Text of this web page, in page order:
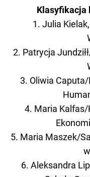
Klasyfikacja
1. Julia
2. Patrycja
3. Oliwia
4. Maria
5. Maria Maszek/
6. Aleksandra